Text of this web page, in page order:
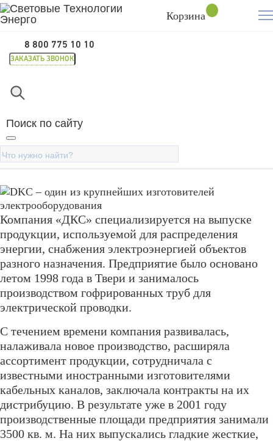
Корзина
8 800 775 10 10
ЗАКАЗАТЬ ЗВОНОК
Поиск по сайту
Главная
DKC – один из крупнейших
изготовителей электрооборудования
Компания «ДКС» специализируется на выпуске
продукции, используемой для распределения
энергии, снабжения электроэнергией объектов
разного назначения. Предприятие было основано
летом 1998 года в Твери и занималось
производством гофрированных труб для
электрической проводки.
С течением времени компания развивалась,
налаживала новое производство, расширяла
ассортимент продукции, сотрудничала с
известными иностранными изготовителями
кабельных каналов, заключала контракты на их
дистрибуцию. В результате уже в 2001 году
производственные площади предприятия занимали
3500 кв. м. На них выпускались гладкие жесткие,